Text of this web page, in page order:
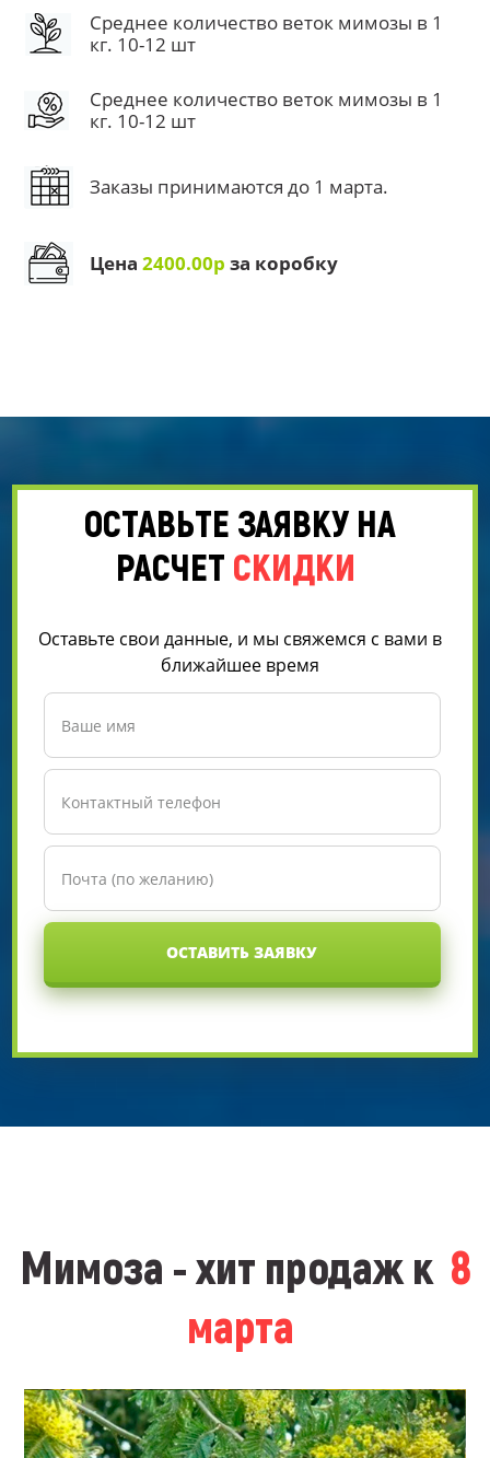
Среднее количество веток мимозы в 1
кг. 10-12 шт
Среднее количество веток мимозы в 1
кг. 10-12 шт
Заказы принимаются до 1 марта.
Цена2400.00р за коробку
ОСТАВЬТЕ ЗАЯВКУ НА
РАСЧЕТ СКИДКИ
Оставьте свои данные, и мы свяжемся с вами в
ближайшее время
ОСТАВИТЬ ЗАЯВКУ
Мимоза - хит продаж к 8
марта